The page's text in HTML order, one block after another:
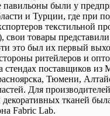
были у
и Турции, где при
текстильной
свои товары
это был их первый
ритейлеров и
стендах поставщиков
Тюмени,
Для
тканей
Fabric Lab.